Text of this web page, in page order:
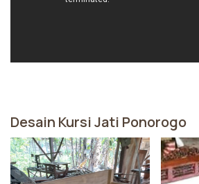
Desain Kursi Jati Ponorogo